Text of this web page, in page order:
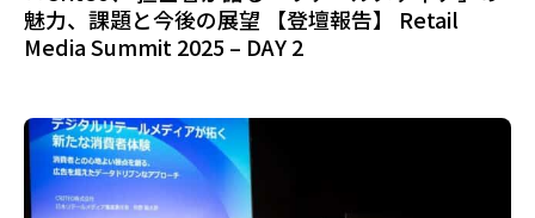
魅力、課題と今後の展望 【登壇報告】 Retail
Media Summit 2025 – DAY 2